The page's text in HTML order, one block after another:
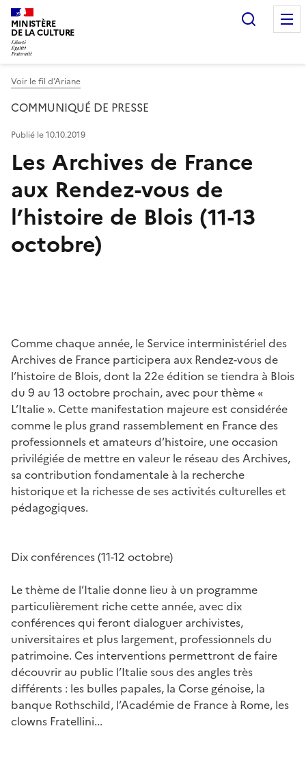
MINISTÈRE
DE LA CULTURE
Voir le fil d’Ariane
COMMUNIQUÉ DE PRESSE
Les Archives de France
aux Rendez-vous de
l’histoire de Blois (11-13
octobre)
Publié le 10.10.2019
Comme chaque année, le Service interministériel des
Archives de France participera aux Rendez-vous de
l’histoire de Blois, dont la 22e édition se tiendra à Blois
du 9 au 13 octobre prochain, avec pour thème «
L’Italie ». Cette manifestation majeure est considérée
comme le plus grand rassemblement en France des
professionnels et amateurs d’histoire, une occasion
privilégiée de mettre en valeur le réseau des Archives,
sa contribution fondamentale à la recherche
historique et la richesse de ses activités culturelles et
pédagogiques.
Dix conférences (11-12 octobre)
Le thème de l’Italie donne lieu à un programme
particulièrement riche cette année, avec dix
conférences qui feront dialoguer archivistes,
universitaires et plus largement, professionnels du
patrimoine. Ces interventions permettront de faire
découvrir au public l’Italie sous des angles très
différents : les bulles papales, la Corse génoise, la
banque Rothschild, l’Académie de France à Rome, les
clowns Fratellini...